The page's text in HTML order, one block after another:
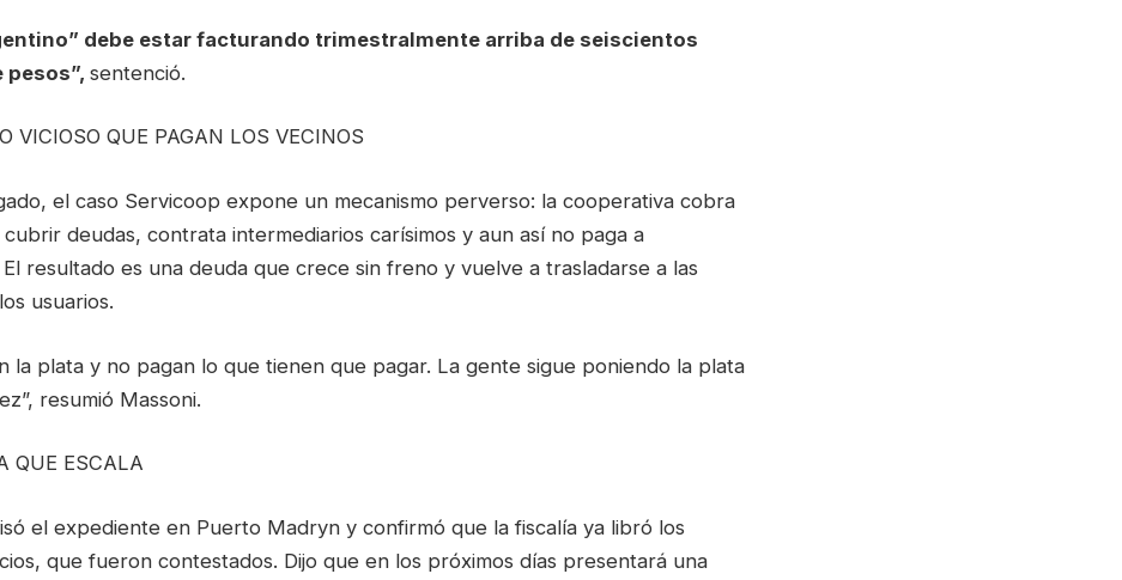
debe estar facturando trimestralmente arriba de seiscientos
pesos”, sentenció.
VICIOSO QUE PAGAN LOS VECINOS
el caso Servicoop expone un mecanismo perverso: la cooperativa cobra
deudas, contrata intermediarios carísimos y aun así no paga a
resultado es una deuda que crece sin freno y vuelve a trasladarse a las
usuarios.
la plata y no pagan lo que tienen que pagar. La gente sigue poniendo la plata
resumió Massoni.
QUE ESCALA
el expediente en Puerto Madryn y confirmó que la fiscalía ya libró los
que fueron contestados. Dijo que en los próximos días presentará una